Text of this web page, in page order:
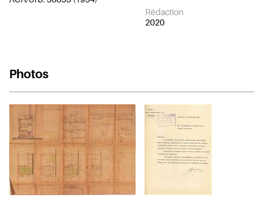
Rédaction
2020
Photos